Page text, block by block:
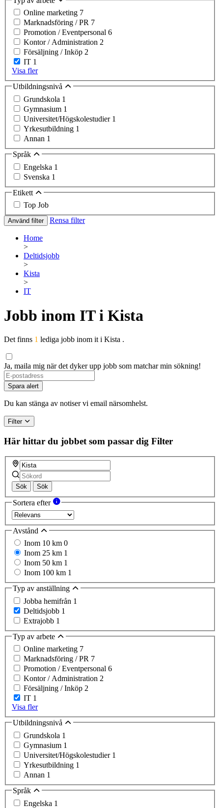
Online marketing 7
Marknadsföring / PR 7
Promotion / Eventpersonal 6
Kontor / Administration 2
Försäljning / Inköp 2
IT 1
Visa fler
Utbildningsnivå
Grundskola 1
Gymnasium 1
Universitet/Högskolestudier 1
Yrkesutbildning 1
Annan 1
Språk
Engelska 1
Svenska 1
Etikett
Top Job
Använd filter Rensa filter
Home
>
Deltidsjobb
>
Kista
>
IT
Jobb inom IT i Kista
Det finns 1 lediga jobb inom it i Kista .
Ja, maila mig när det dyker upp jobb som matchar min sökning!
Spara alert
Du kan stänga av notiser vi email närsomhelst.
Filter
Här hittar du jobbet som passar dig Filter
Sök Sök
Sortera efter
Avstånd
Inom 10 km 0
Inom 25 km 1
Inom 50 km 1
Inom 100 km 1
Typ av anställning
Jobba hemifrån 1
Deltidsjobb 1
Extrajobb 1
Typ av arbete
Online marketing 7
Marknadsföring / PR 7
Promotion / Eventpersonal 6
Kontor / Administration 2
Försäljning / Inköp 2
IT 1
Visa fler
Utbildningsnivå
Grundskola 1
Gymnasium 1
Universitet/Högskolestudier 1
Yrkesutbildning 1
Annan 1
Språk
Engelska 1